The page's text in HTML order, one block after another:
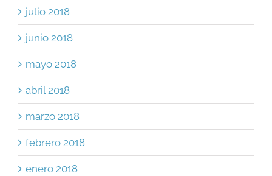
julio 2018
junio 2018
mayo 2018
abril 2018
marzo 2018
febrero 2018
enero 2018